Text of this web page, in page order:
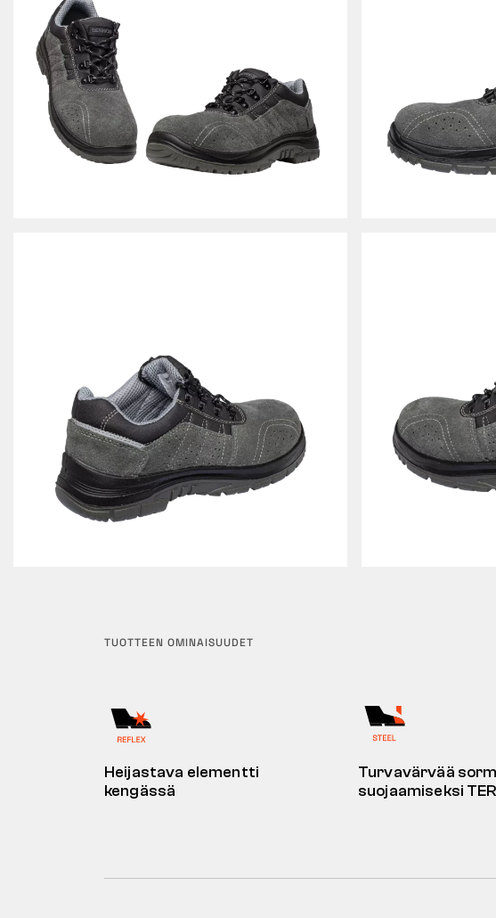
TUOTTEEN OMINAISUUDET
Heijastava elementti
kengässä
Turvavärvää
suojaamiseksi